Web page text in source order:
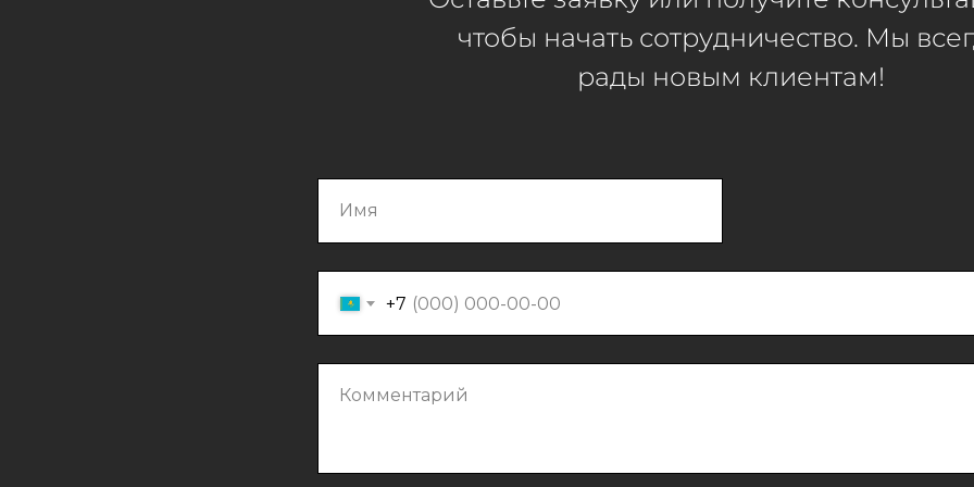
чтобы начать сотрудничество. Мы
рады новым клиентам!
Имя
+7
Комментарий